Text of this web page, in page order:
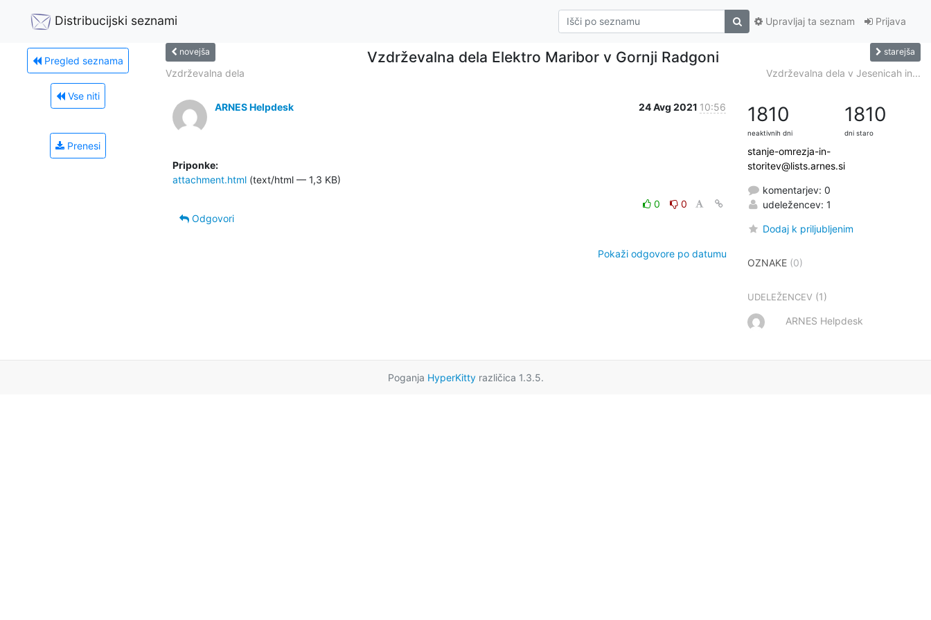
Distribucijski seznami Prijava
Upravljaj ta seznam
Pregled seznama
Vse niti
Prenesi
novejša Vzdrževalna dela Elektro Maribor v Gornji Radgoni starejša
Vzdrževalna dela Vzdrževalna dela v Jesenicah in...
ARNES Helpdesk 24 Avg 2021 10:56
Priponke:
attachment.html (text/html — 1,3 KB)
0
0
Odgovori
Pokaži odgovore po datumu
1810
neaktivnih dni
1810
dni staro
stanje-omrezja-in-
storitev@lists.arnes.si
komentarjev: 0
udeležencev: 1
Dodaj k priljubljenim
OZNAKE(0)
UDELEŽENCEV (1)
ARNES Helpdesk
Poganja HyperKittyrazličica 1.3.5.